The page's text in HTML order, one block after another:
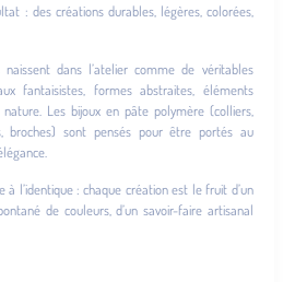
: des créations durables, légères, colorées,
dans l’atelier comme de véritables
fantaisistes, formes abstraites, éléments
Les bijoux en pâte polymère (colliers,
broches) sont pensés pour être portés au
à l’identique : chaque création est le fruit d’un
de couleurs, d’un savoir-faire artisanal